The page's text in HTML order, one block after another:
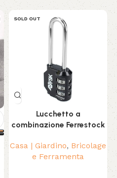
SOLD OUT
Lucchetto a
combinazione Ferrestock
Casa | Giardino, Bricolage
e Ferramenta